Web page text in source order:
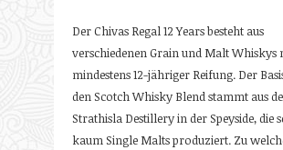
Der Chivas Regal 12 Years besteht aus
verschiedenen Grain und Malt Whiskys
mindestens 12-jähriger Reifung. Der
den Scotch Whisky Blend stammt aus
Strathisla Destillery in der Speyside, die
kaum Single Malts produziert. Zu